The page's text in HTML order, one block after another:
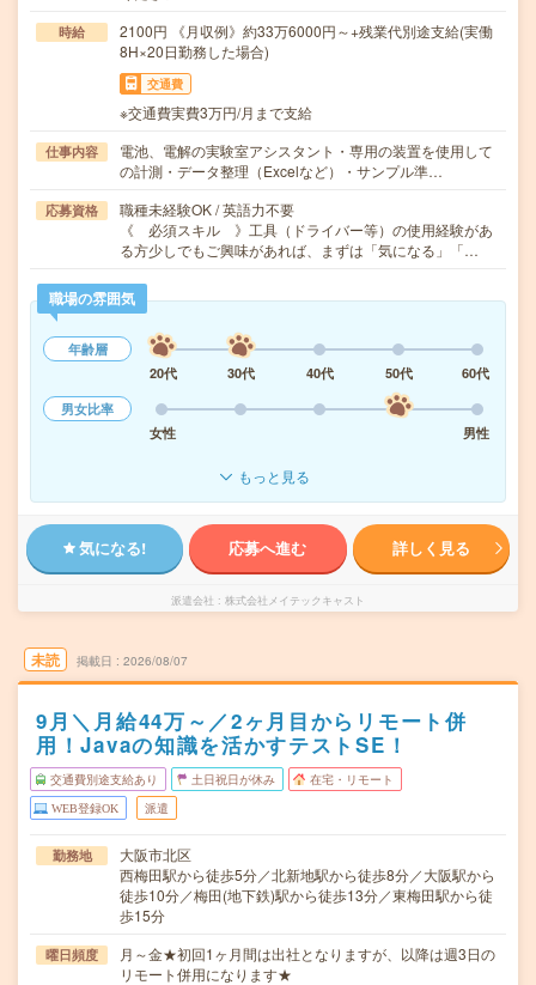
時給
2100円 《月収例》約33万6000円～+残業代別途支給(実働
8H×20日勤務した場合)
交通費
※交通費実費3万円/月まで支給
仕事内容
電池、電解の実験室アシスタント・専用の装置を使用して
の計測・データ整理（Excelなど）・サンプル準…
応募資格
職種未経験OK / 英語力不要
《 必須スキル 》工具（ドライバー等）の使用経験があ
る方少しでもご興味があれば、まずは「気になる」「…
職場の雰囲気
年齢層
20代
30代 40代 50代
60代
男女比率
女性
男性
もっと見る
気になる! 応募へ進む 詳しく見る
派遣会社 株式会社メイテックキャスト
未読 掲載日 2026/08/07
9月＼月給44万～／2ヶ月目からリモート併
用！Javaの知識を活かすテストSE！
交通費別途支給あり 土日祝日が休み 在宅・リモート
WEB登録OK 派遣
勤務地
大阪市北区
西梅田駅から徒歩5分／北新地駅から徒歩8分／大阪駅から
徒歩10分／梅田(地下鉄)駅から徒歩13分／東梅田駅から徒
歩15分
曜日頻度
月～金★初回1ヶ月間は出社となりますが、以降は週3日の
リモート併用になります★